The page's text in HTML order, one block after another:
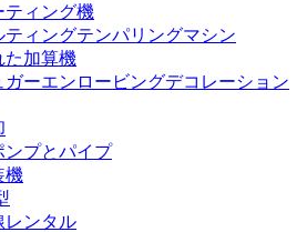
ティング機
ィングテンパリングマシン
た加算機
ーエンロービングデコレーション
ンプとパイプ
機
レンタル